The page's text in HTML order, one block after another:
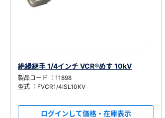
絶縁継手 1/4インチ VCR®めす 10kV
製品コード ：11898
型式 ：FVCR1/4ISL10KV
ログインして価格・在庫表示